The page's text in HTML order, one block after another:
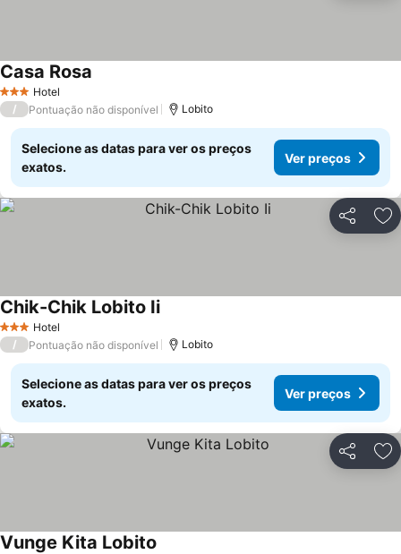
3 EstrelasHotel
Casa Rosa
/ Pontuação não disponível Lobito
Selecione as datas para ver os preços
exatos.
Ver preços
Partilhar
3 EstrelasHotel
Chik-Chik Lobito IiVer preços
/ Pontuação não disponível Lobito
Selecione as datas para ver os preços
exatos.
Ver preços
Partilhar
Vunge Kita Lobito